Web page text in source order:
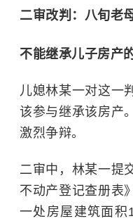
二审改判：八旬老
不能继承儿子房产
儿媳林某一对这一
该参与继承该房产
激烈争辩。
二审中，林某一提
不动产登记查册表
一处房屋建筑面积